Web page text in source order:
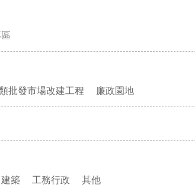
批發市場改建工程 廉政園地
建築 工務行政 其他